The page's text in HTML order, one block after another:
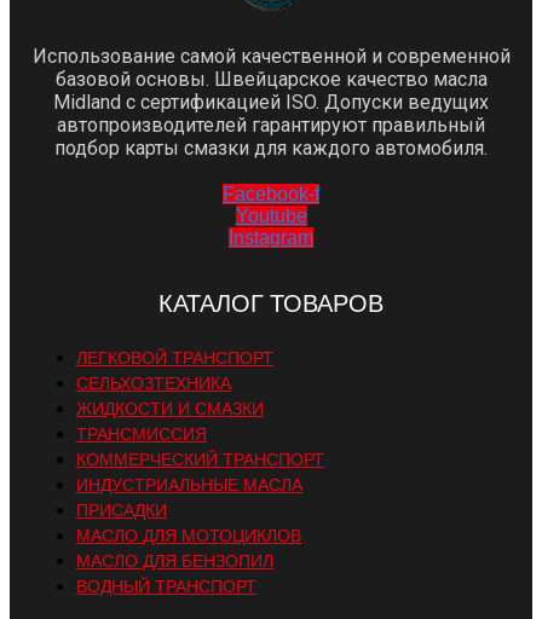
Использование самой качественной и современной
базовой основы. Швейцарское качество масла
Midland с сертификацией ISO. Допуски ведущих
автопроизводителей гарантируют правильный
подбор карты смазки для каждого автомобиля.
Facebook-f
Youtube
Instagram
КАТАЛОГ ТОВАРОВ
ЛЕГКОВОЙ ТРАНСПОРТ
СЕЛЬХОЗТЕХНИКА
ЖИДКОСТИ И СМАЗКИ
ТРАНСМИССИЯ
КОММЕРЧЕСКИЙ ТРАНСПОРТ
ИНДУСТРИАЛЬНЫЕ МАСЛА
ПРИСАДКИ
МАСЛО ДЛЯ МОТОЦИКЛОВ
МАСЛО ДЛЯ БЕНЗОПИЛ
ВОДНЫЙ ТРАНСПОРТ